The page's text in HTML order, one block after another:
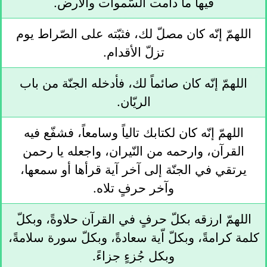
اللهمّ إنّه كان مصلّ لك، فثبّته على الصّراط يوم
تزلّ الأقدام.
اللهمّ إنّه كان صائماً لك، فأدخله الجنّة من باب
الريّان.
اللهمّ إنّه كان لكتابك تالياً وسامعاً، فشفّع فيه
القرآن، وارحمه من النّيران، واجعله يا رحمن
يرتقي في الجنّة إلى آخر آية قرأها أو سمعها،
وآخر حرفٍ تلاه.
اللهمّ ارزقه بكلّ حرفٍ في القرآن حلاوةً، وبكلّ
كلمة كرامةً، وبكلّ اّية سعادةً، وبكلّ سورة سلامةً،
وبكل جُزءٍ جزاءً.